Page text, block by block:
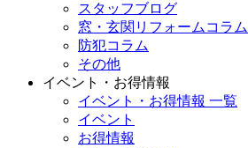
スタッフブログ
窓・玄関リフォームコラム
防犯コラム
その他
イベント・お得情報
イベント・お得情報 一覧
イベント
お得情報